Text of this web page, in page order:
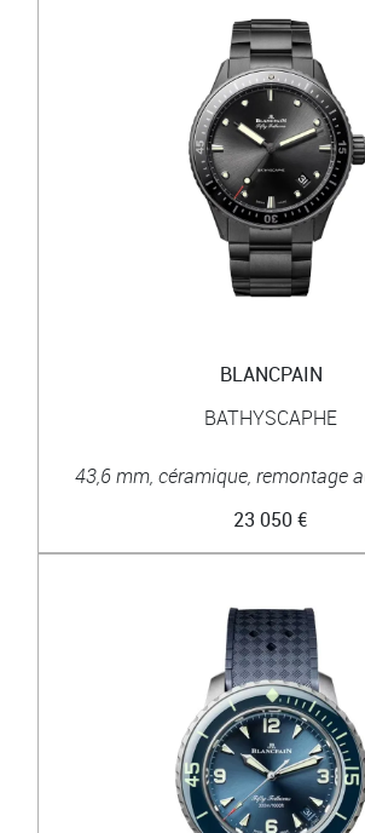
BLANCPAIN
BATHYSCAPHE
43,6 mm, céramique, remontage
23 050 €